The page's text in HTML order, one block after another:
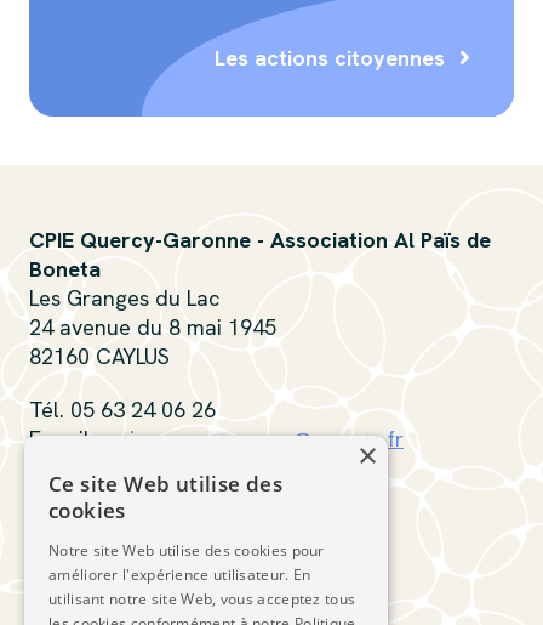
Les actions citoyennes
CPIE Quercy-Garonne - Association Al Païs de
Boneta
Les Granges du Lac
24 avenue du 8 mai 1945
82160 CAYLUS
Tél. 05 63 24 06 26
E-mail :cpiequercygaronne@orange.fr
Contactez-nous
Suivez-nous
×
Ce site Web utilise des
cookies
Notre site Web utilise des cookies pour
améliorer l'expérience utilisateur. En
utilisant notre site Web, vous acceptez tous